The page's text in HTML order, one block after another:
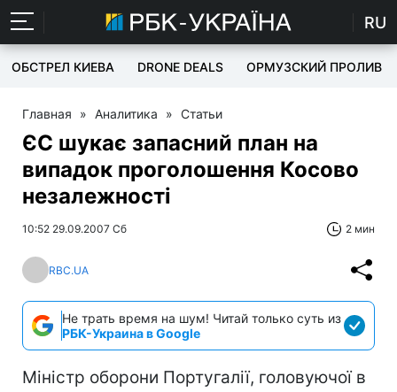
RU
ОБСТРЕЛ КИЕВА DRONE DEALS ОРМУЗСКИЙ ПРОЛИВ
Главная » Аналитика » Статьи
ЄС шукає запасний план на
випадок проголошення Косово
незалежності
10:52 29.09.2007 Сб 2 мин
RBC.UA
Не трать время на шум! Читай только суть из
РБК-Украина в Google
Міністр оборони Португалії, головуючої в